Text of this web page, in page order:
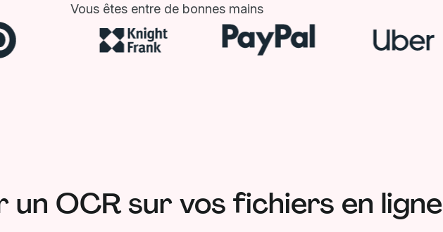
Vous êtes entre de bonnes mains
OCR sur vos fichiers en ligne